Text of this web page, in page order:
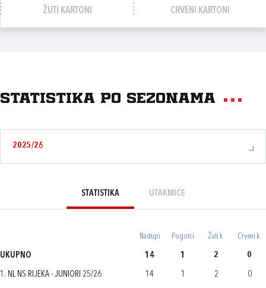
ŽUTI KARTONI CRVENI KARTONI
Statistika po sezonama
2025/26
STATISTIKA UTAKMICE
Nastupi Pogotci Žuti k. Crveni k.
UKUPNO 14 1 2 0
1. NL NS RIJEKA - JUNIORI 25/26 14 1 2 0